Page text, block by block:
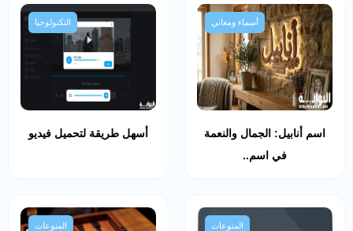
أسماء ومعاني
اسم أنابيل: الجمال والنعمة
في اسم..
التكنولوجيا
أسهل طريقة لتحميل فيديو
المنوعات المنوعات